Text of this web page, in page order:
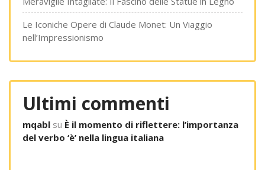
Le Iconiche Opere di Claude Monet: Un Viaggio
nell’Impressionismo
Ultimi commenti
mqabl su È il momento di riflettere: l’importanza
del verbo ‘è’ nella lingua italiana